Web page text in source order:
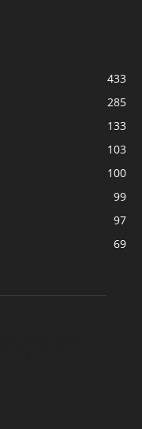
433
285
133
103
100
99
97
69